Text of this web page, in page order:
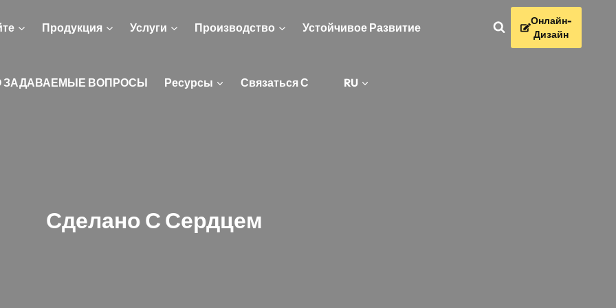
Продукция Услуги Производство Устойчивое Развитие
ЗАДАВАЕМЫЕ ВОПРОСЫ Ресурсы Связаться С RU
Онлайн-
Дизайн
Сделано С Сердцем